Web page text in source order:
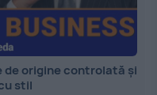
origine controlată și
stil